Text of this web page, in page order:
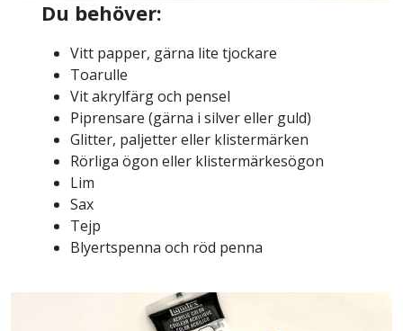
Du behöver:
Vitt papper, gärna lite tjockare
Toarulle
Vit akrylfärg och pensel
Piprensare (gärna i silver eller guld)
Glitter, paljetter eller klistermärken
Rörliga ögon eller klistermärkesögon
Lim
Sax
Tejp
Blyertspenna och röd penna